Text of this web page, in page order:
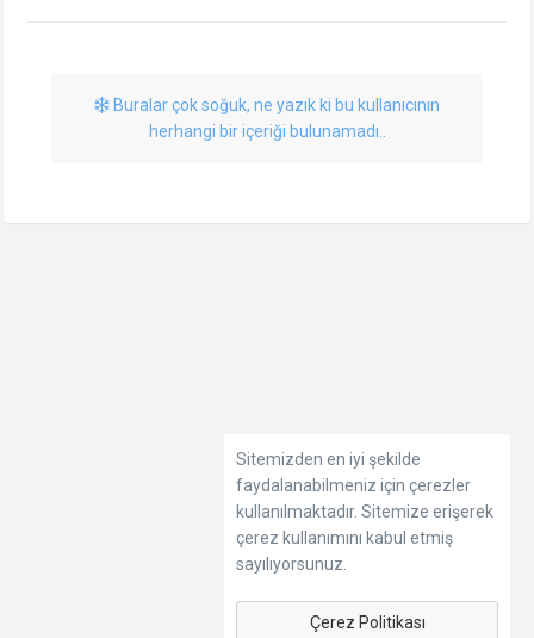
Buralar çok soğuk, ne yazık ki bu kullanıcının
herhangi bir içeriği bulunamadı..
Sitemizden en iyi şekilde
faydalanabilmeniz için çerezler
kullanılmaktadır. Sitemize erişerek
çerez kullanımını kabul etmiş
sayılıyorsunuz.
Çerez Politikası